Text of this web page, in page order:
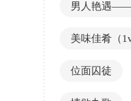
男人艳遇
美味佳肴（
位面囚徒